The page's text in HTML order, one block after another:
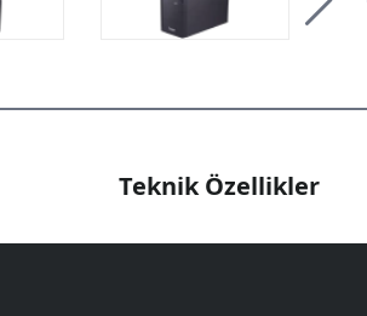
Teknik Özellikler